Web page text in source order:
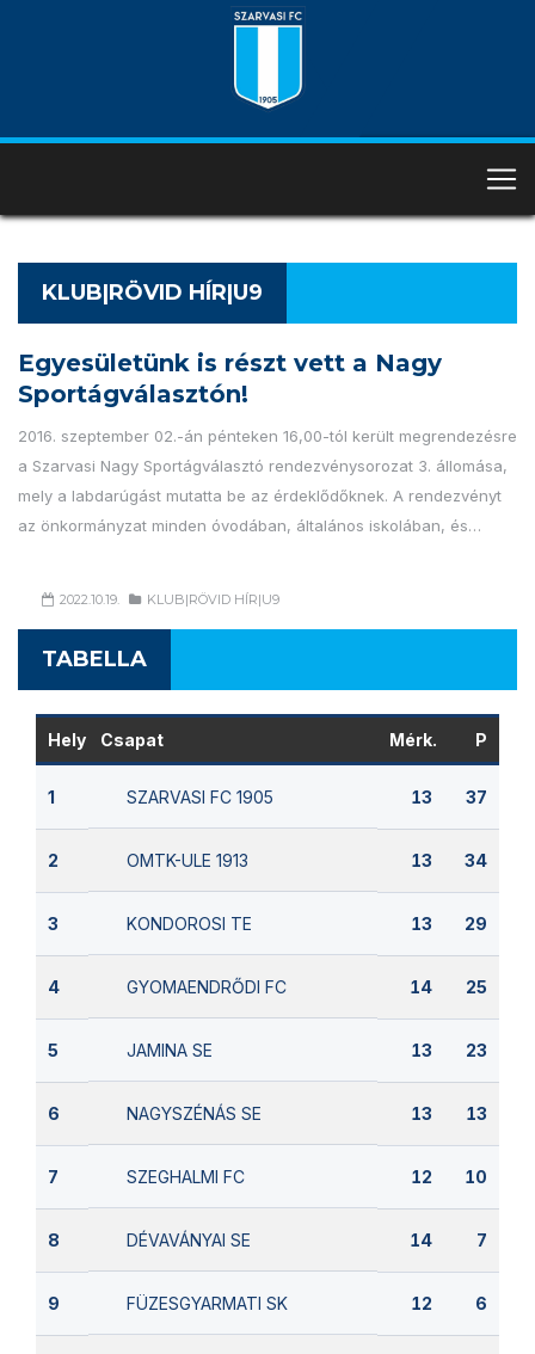
KLUB|RÖVID HÍR|U9
Egyesületünk is részt vett a Nagy
Sportágválasztón!
2016. szeptember 02.-án pénteken 16,00-tól került megrendezésre
a Szarvasi Nagy Sportágválasztó rendezvénysorozat 3. állomása,
mely a labdarúgást mutatta be az érdeklődőknek. A rendezvényt
az önkormányzat minden óvodában, általános iskolában, és…
2022.10.19. KLUB|RÖVID HÍR|U9
TABELLA
Hely Csapat Mérk. P
1 SZARVASI FC 1905 13 37
2 OMTK-ULE 1913 13 34
3 KONDOROSI TE 13 29
4 GYOMAENDRŐDI FC 14 25
5 JAMINA SE 13 23
6 NAGYSZÉNÁS SE 13 13
7 SZEGHALMI FC 12 10
8 DÉVAVÁNYAI SE 14 7
9 FÜZESGYARMATI SK 12 6